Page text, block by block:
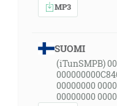
MP3
SUOMI
(iTunSMPB)
00000000
00000000